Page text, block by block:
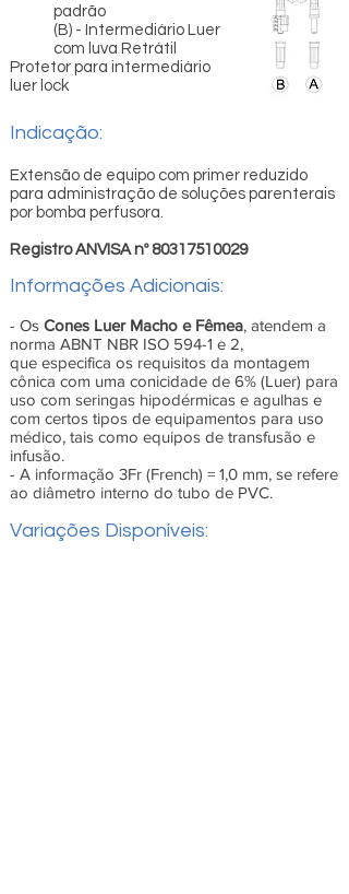
Informações Adicionais:
- Os Cones Luer Macho e Fêmea, atendem a
norma ABNT NBR ISO 594-1 e 2,
que especifica os requisitos da montagem
cônica com uma conicidade de 6% (Luer) para
uso com seringas hipodérmicas e agulhas e
com certos tipos de equipamentos para uso
médico, tais como equipos de transfusão e
infusão.
- A informação 3Fr (French) = 1,0 mm, se refere
ao diâmetro interno do tubo de PVC.
Variações Disponíveis:
padrão
(B) - Intermediário Luer
com luva Retrátil
Protetor para intermediário
luer lock
Indicação:
Extensão de equipo com primer reduzido
para administração de soluções parenterais
por bomba perfusora.
Registro ANVISA nº 80317510029